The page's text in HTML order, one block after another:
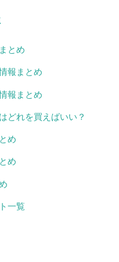
とめ
報まとめ
報まとめ
どれを買えばいい？
め
め
一覧